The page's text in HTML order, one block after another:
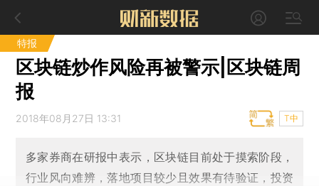
特报
区块链炒作风险再被警示|区块链周
报
2018年08月27日 13:31 T中
多家券商在研报中表示，区块链目前处于摸索阶段，
行业风向难辨，落地项目较少且效果有待验证，投资